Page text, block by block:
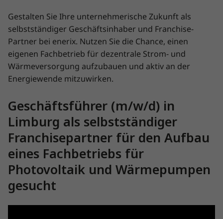
Gestalten Sie Ihre unternehmerische Zukunft als
selbstständiger Geschäftsinhaber und Franchise-
Partner bei enerix. Nutzen Sie die Chance, einen
eigenen Fachbetrieb für dezentrale Strom- und
Wärmeversorgung aufzubauen und aktiv an der
Energiewende mitzuwirken.
Geschäftsführer (m/w/d) in
Limburg als selbstständiger
Franchisepartner für den Aufbau
eines Fachbetriebs für
Photovoltaik und Wärmepumpen
gesucht